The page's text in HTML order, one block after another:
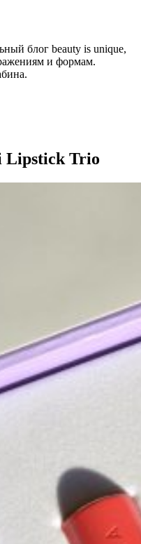
блог beauty is unique,
и формам.
Lipstick Trio